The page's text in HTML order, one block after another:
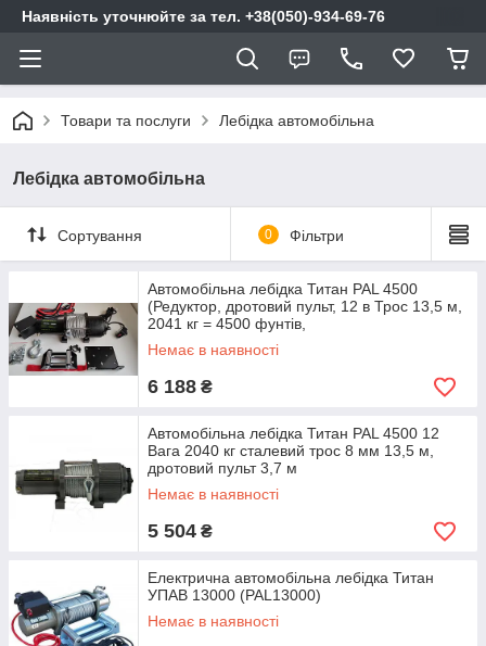
Наявність уточнюйте за тел. +38(050)-934-69-76
Товари та послуги Лебідка автомобільна
Лебідка автомобільна
Сортування 0 Фільтри
Автомобільна лебідка Титан PAL 4500
(Редуктор, дротовий пульт, 12 в Трос 13,5 м,
2041 кг = 4500 фунтів,
Немає в наявності
6 188 ₴
Автомобільна лебідка Титан PAL 4500 12
Вага 2040 кг сталевий трос 8 мм 13,5 м,
дротовий пульт 3,7 м
Немає в наявності
5 504 ₴
Електрична автомобільна лебідка Титан
УПАВ 13000 (PAL13000)
Немає в наявності